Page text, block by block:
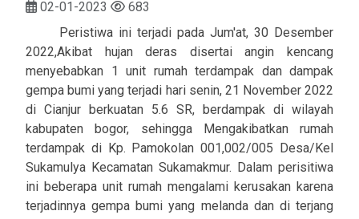
02-01-2023
683
Peristiwa ini terjadi pada Jum'at, 30 Desember
2022,Akibat hujan deras disertai angin kencang
menyebabkan 1 unit rumah terdampak dan dampak
gempa bumi yang terjadi hari senin, 21 November 2022
di Cianjur berkuatan 5.6 SR, berdampak di wilayah
kabupaten bogor, sehingga Mengakibatkan rumah
terdampak di Kp. Pamokolan 001,002/005 Desa/Kel
Sukamulya Kecamatan Sukamakmur. Dalam perisitiwa
ini beberapa unit rumah mengalami kerusakan karena
terjadinnya gempa bumi yang melanda dan di terjang